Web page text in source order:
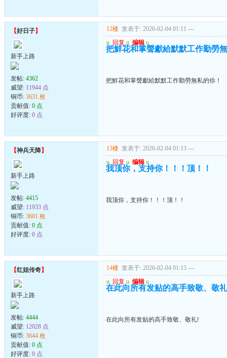
【好日子】
新手上路
发帖: 4362
威望: 11944 点
铜币: 3631 枚
贡献值: 0 点
好评度: 0 点
12楼 发表于: 2026-02-04 01:11 ---
u 回复 u 编辑 u
把鮮花和掌聲獻給默默工作勤勞
把鮮花和掌聲獻給默默工作勤勞無私的伱！
【神兵天降】
新手上路
发帖: 4415
威望: 11933 点
铜币: 3601 枚
贡献值: 0 点
好评度: 0 点
13楼 发表于: 2026-02-04 01:13 ---
u 回复 u 编辑 u
我顶你，支持你！！！顶！！
我顶你，支持你！！！顶！！
【红姐传奇】
新手上路
发帖: 4444
威望: 12028 点
铜币: 3644 枚
贡献值: 0 点
好评度: 0 点
14楼 发表于: 2026-02-04 01:15 ---
u 回复 u 编辑 u
在此向所有发贴的高手致敬、敬
在此向所有发贴的高手致敬、敬礼!